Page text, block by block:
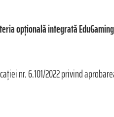
opțională integrată
nr. 6.101/2022 privind